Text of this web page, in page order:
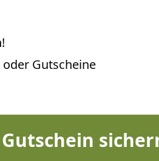
Gutscheine